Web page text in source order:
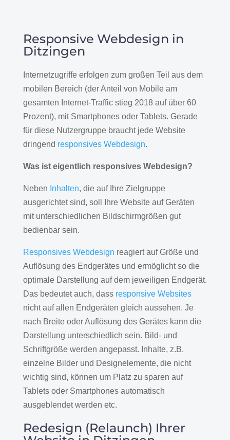
Responsive Webdesign in
Ditzingen
Internetzugriffe erfolgen zum großen Teil aus dem
mobilen Bereich (der Anteil von Mobile am
gesamten Internet-Traffic stieg 2018 auf über 60
Prozent), mit Smartphones oder Tablets. Gerade
für diese Nutzergruppe braucht jede Website
dringend responsives Webdesign.
Was ist eigentlich responsives Webdesign?
Neben Inhalten, die auf Ihre Zielgruppe
ausgerichtet sind, soll Ihre Website auf Geräten
mit unterschiedlichen Bildschirmgrößen gut
bedienbar sein.
Responsives Webdesign reagiert auf Größe und
Auflösung des Endgerätes und ermöglicht so die
optimale Darstellung auf dem jeweiligen Endgerät.
Das bedeutet auch, dass responsive Websites
nicht auf allen Endgeräten gleich aussehen. Je
nach Breite oder Auflösung des Gerätes kann die
Darstellung unterschiedlich sein. Bild- und
Schriftgröße werden angepasst. Inhalte, z.B.
einzelne Bilder und Designelemente, die nicht
wichtig sind, können um Platz zu sparen auf
Tablets oder Smartphones automatisch
ausgeblendet werden etc.
Redesign (Relaunch) Ihrer